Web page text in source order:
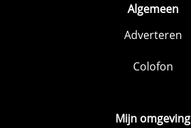
Algemeen
Adverteren
Colofon
Mijn omgeving